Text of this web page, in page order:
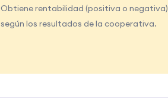
Obtiene rentabilidad (positiva o negativa)
según los resultados de la cooperativa.